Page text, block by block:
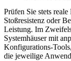
Prüfen Sie stets
Stoßresistenz oder
Leistung. Im
Systemhäuser mit
Konfigurations-
die jeweilige